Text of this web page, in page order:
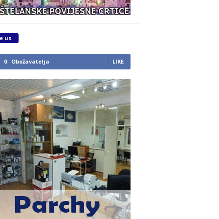
us
0 Obožavatelja LIKE